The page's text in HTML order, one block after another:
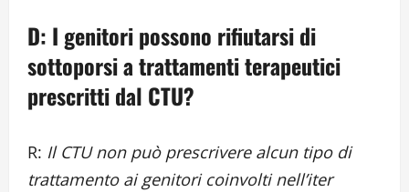
D: I genitori possono rifiutarsi di
sottoporsi a trattamenti terapeutici
prescritti dal CTU?
R: Il CTU non può prescrivere alcun tipo di
trattamento ai genitori coinvolti nell’iter